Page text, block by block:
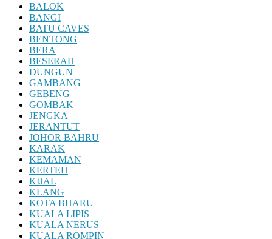
BALOK
BANGI
BATU CAVES
BENTONG
BERA
BESERAH
DUNGUN
GAMBANG
GEBENG
GOMBAK
JENGKA
JERANTUT
JOHOR BAHRU
KARAK
KEMAMAN
KERTEH
KIJAL
KLANG
KOTA BHARU
KUALA LIPIS
KUALA NERUS
KUALA ROMPIN